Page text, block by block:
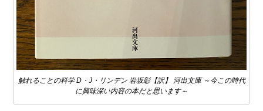
触れることの科学 D・J・リンデン 岩坂彰【訳】 河出文庫 ～今この時代
に興味深い内容の本だと思います～